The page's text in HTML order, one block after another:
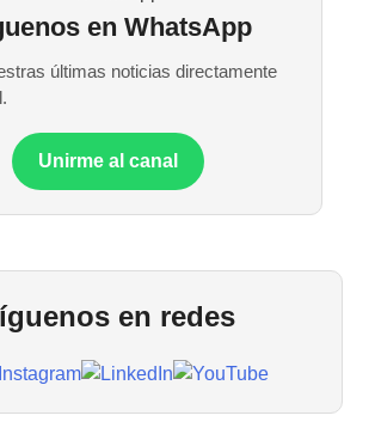
en WhatsApp
últimas noticias directamente
Unirme al canal
en redes